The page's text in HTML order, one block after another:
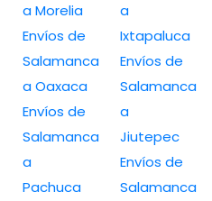
a Morelia
Envíos de
Salamanca
a Oaxaca
Envíos de
Salamanca
a
Pachuca
a
Ixtapaluca
Envíos de
Salamanca
a
Jiutepec
Envíos de
Salamanca